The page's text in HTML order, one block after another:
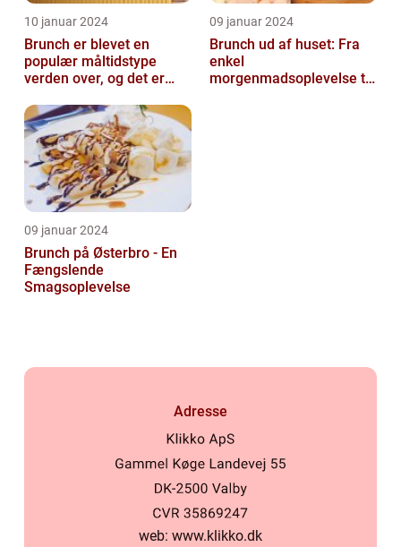
10 januar 2024
Brunch er blevet en
populær måltidstype
verden over, og det er
Silkeborg
09 januar 2024
Brunch ud af huset: Fra
enkel
morgenmadsoplevelse til
09 januar 2024
Brunch på Østerbro - En
Fængslende
Smagsoplevelse
Adresse
web: www.klikko.dk